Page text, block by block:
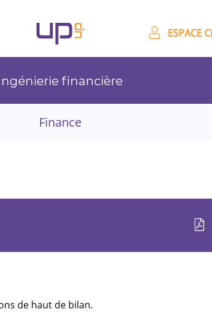
ESPACE
financière
Finance
de haut de bilan.